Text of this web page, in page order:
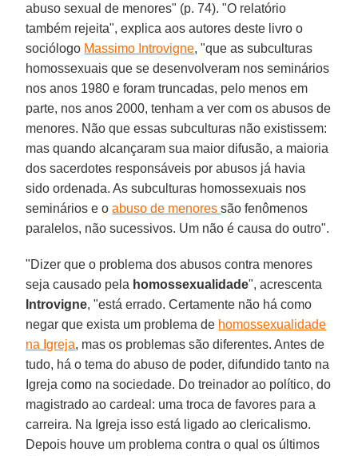
abuso sexual de menores" (p. 74). "O relatório
também rejeita", explica aos autores deste livro o
sociólogo Massimo Introvigne, "que as subculturas
homossexuais que se desenvolveram nos seminários
nos anos 1980 e foram truncadas, pelo menos em
parte, nos anos 2000, tenham a ver com os abusos de
menores. Não que essas subculturas não existissem:
mas quando alcançaram sua maior difusão, a maioria
dos sacerdotes responsáveis por abusos já havia
sido ordenada. As subculturas homossexuais nos
seminários e oabuso de menoressão fenômenos
paralelos, não sucessivos. Um não é causa do outro".
"Dizer que o problema dos abusos contra menores
seja causado pela homossexualidade", acrescenta
Introvigne, "está errado. Certamente não há como
negar que exista um problema de homossexualidade
na Igreja, mas os problemas são diferentes. Antes de
tudo, há o tema do abuso de poder, difundido tanto na
Igreja como na sociedade. Do treinador ao político, do
magistrado ao cardeal: uma troca de favores para a
carreira. Na Igreja isso está ligado ao clericalismo.
Depois houve um problema contra o qual os últimos